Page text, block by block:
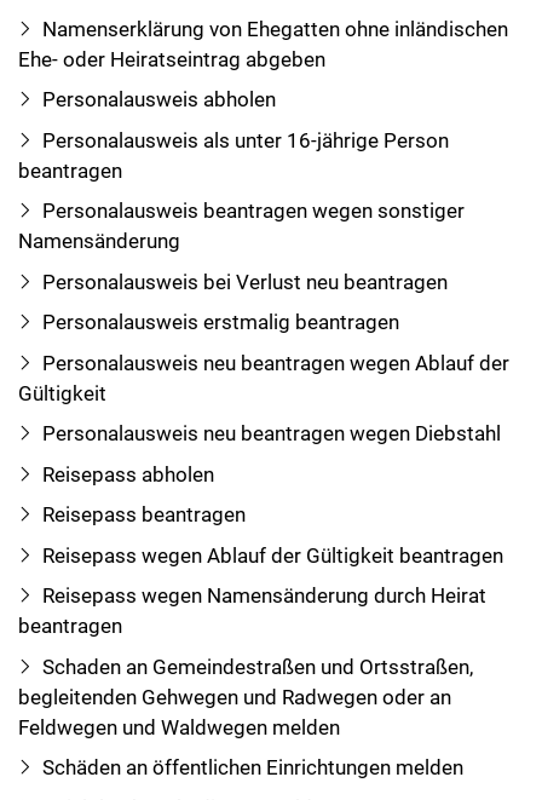
Namenserklärung von Ehegatten ohne inländischen
Ehe- oder Heiratseintrag abgeben
Personalausweis abholen
Personalausweis als unter 16-jährige Person
beantragen
Personalausweis beantragen wegen sonstiger
Namensänderung
Personalausweis bei Verlust neu beantragen
Personalausweis erstmalig beantragen
Personalausweis neu beantragen wegen Ablauf der
Gültigkeit
Personalausweis neu beantragen wegen Diebstahl
Reisepass abholen
Reisepass beantragen
Reisepass wegen Ablauf der Gültigkeit beantragen
Reisepass wegen Namensänderung durch Heirat
beantragen
Schaden an Gemeindestraßen und Ortsstraßen,
begleitenden Gehwegen und Radwegen oder an
Feldwegen und Waldwegen melden
Schäden an öffentlichen Einrichtungen melden